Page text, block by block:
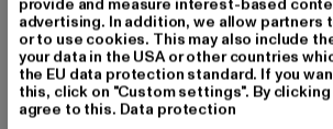
Hersteller: TB International GmbH |
Dr.-Robert-Murjahn-Straße 7 | 64372
DE
provide and measure interest-based
advertising. In addition, we allow partners
or to use cookies. This may also include
your data in the USA or other countries
the EU data protection standard. If you
this, click on "Custom settings". By clicking
agree to this. Data protection